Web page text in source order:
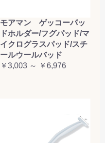
モアマン ゲッコーパッ
ドホルダー/フグパッド/マ
イクログラスパッド/スチ
ールウールバッド
￥3,003 ～ ￥6,976